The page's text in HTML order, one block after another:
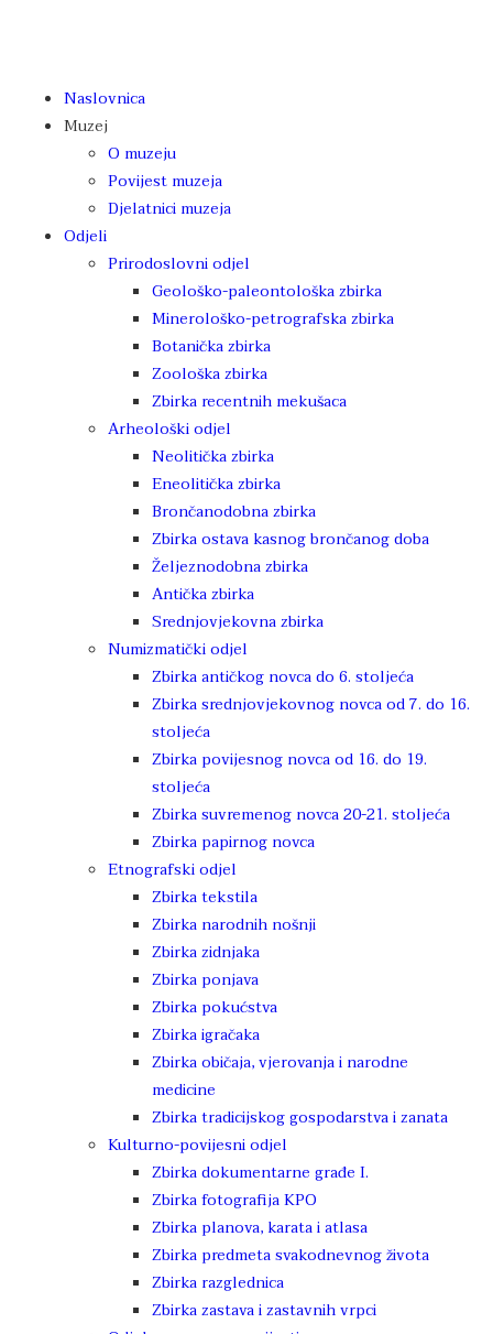
Naslovnica
Muzej
O muzeju
Povijest muzeja
Djelatnici muzeja
Odjeli
Prirodoslovni odjel
Geološko-paleontološka zbirka
Minerološko-petrografska zbirka
Botanička zbirka
Zoološka zbirka
Zbirka recentnih mekušaca
Arheološki odjel
Neolitička zbirka
Eneolitička zbirka
Brončanodobna zbirka
Zbirka ostava kasnog brončanog doba
Željeznodobna zbirka
Antička zbirka
Srednjovjekovna zbirka
Numizmatički odjel
Zbirka antičkog novca do 6. stoljeća
Zbirka srednjovjekovnog novca od 7. do 16.
stoljeća
Zbirka povijesnog novca od 16. do 19.
stoljeća
Zbirka suvremenog novca 20-21. stoljeća
Zbirka papirnog novca
Etnografski odjel
Zbirka tekstila
Zbirka narodnih nošnji
Zbirka zidnjaka
Zbirka ponjava
Zbirka pokućstva
Zbirka igračaka
Zbirka običaja, vjerovanja i narodne
medicine
Zbirka tradicijskog gospodarstva i zanata
Kulturno-povijesni odjel
Zbirka dokumentarne građe I.
Zbirka fotografija KPO
Zbirka planova, karata i atlasa
Zbirka predmeta svakodnevnog života
Zbirka razglednica
Zbirka zastava i zastavnih vrpci